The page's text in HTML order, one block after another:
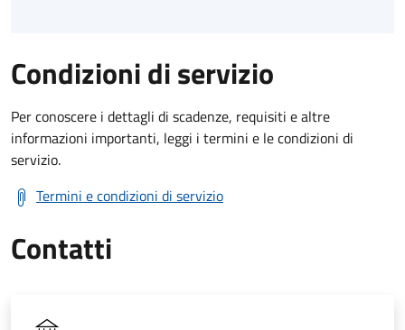
Condizioni di servizio
Per conoscere i dettagli di scadenze, requisiti e altre
informazioni importanti, leggi i termini e le condizioni di
servizio.
Termini e condizioni di servizio
Contatti